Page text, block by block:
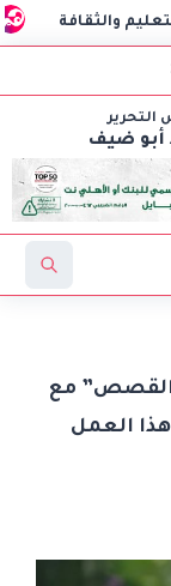
AIG توقع اتفاقية مع CSCEC الصينية لبدء تنفيذ مشروع AI Tower بالعاصمة الإدارية الجديدة
التحرير
أبو ضيف
مع
العمل